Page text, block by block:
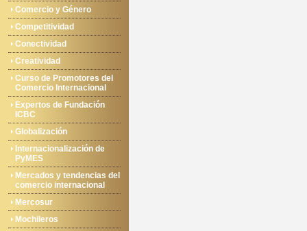
Comercio y Género
Competitividad
Conectividad
Creatividad
Curso de Promotores del
Comercio Internacional
Expertos de Fundación
ICBC
Globalización
Internacionalización de
PyMES
Mercados y tendencias del
comercio internacional
Mercosur
Mochileros